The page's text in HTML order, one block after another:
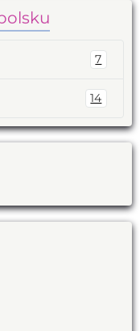
7
14